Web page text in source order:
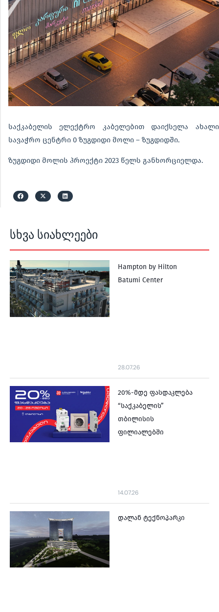
სხვა სიახლეები
Hampton by Hilton
Batumi Center
28.07.26
20%-მდე ფასდაკლება
“საქკაბელის”
თბილისის
ფილიალებში
14.07.26
დალან ტექნოპარკი
საქკაბელის ელექტრო კაბელებით დაიქსელა ახალი
სავაჭრო ცენტრი 0 ზუგდიდი მოლი – ზუგდიდში.
ზუგდიდი მოლის პროექტი 2023 წელს განხორციელდა.